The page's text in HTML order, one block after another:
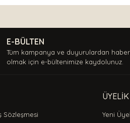
E-BÜLTEN
Tüm kampanya ve duyurulardan
olmak için e-bültenimize kaydolunuz.
Sözleşmesi
ÜYELİK
Yeni